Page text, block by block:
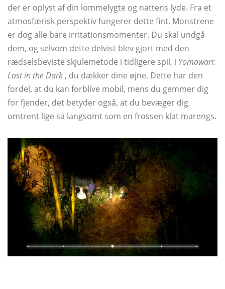
der er oplyst af din lommelygte og nattens lyde. Fra et
atmosfærisk perspektiv fungerer dette fint. Monstrene
er dog alle bare irritationsmomenter. Du skal undgå
dem, og selvom dette delvist blev gjort med den
rædselsbeviste skjulemetode i tidligere spil, i Yomawari:
Lost in the Dark , du dækker dine øjne. Dette har den
fordel, at du kan forblive mobil, mens du gemmer dig
for fjender, det betyder også, at du bevæger dig
omtrent lige så langsomt som en frossen klat marengs.